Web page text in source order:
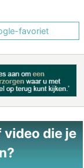
favoriet
video die je